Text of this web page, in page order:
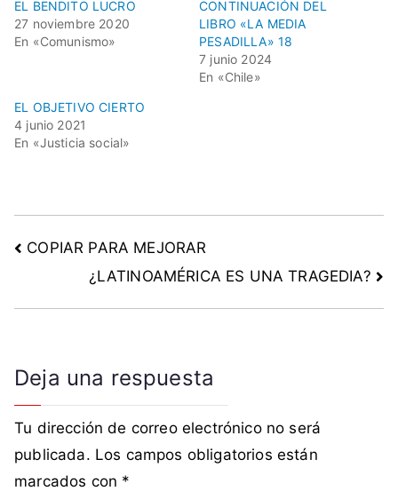
EL BENDITO LUCRO
27 noviembre 2020
En «Comunismo»
CONTINUACIÓN DEL
LIBRO «LA MEDIA
PESADILLA» 18
7 junio 2024
En «Chile»
EL OBJETIVO CIERTO
4 junio 2021
En «Justicia social»
COPIAR PARA MEJORAR
¿LATINOAMÉRICA ES UNA TRAGEDIA?
Deja una respuesta
Tu dirección de correo electrónico no será
publicada. Los campos obligatorios están
marcados con *